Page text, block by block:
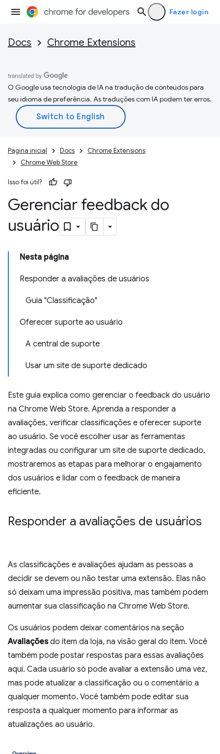
Fazer login
Docs Chrome Extensions
O Google usa tecnologia de IA na tradução de conteúdos para
seu idioma de preferência. As traduções com IA podem ter erros.
Página inicial Docs
Chrome Extensions
Chrome Web Store
Isso foi útil?
Gerenciar feedback do
usuário
Nesta página
Responder a avaliações de usuários
Guia "Classificação"
Oferecer suporte ao usuário
A central de suporte
Usar um site de suporte dedicado
Este guia explica como gerenciar o feedback do usuário
na Chrome Web Store. Aprenda a responder a
avaliações, verificar classificações e oferecer suporte
ao usuário. Se você escolher usar as ferramentas
integradas ou configurar um site de suporte dedicado,
mostraremos as etapas para melhorar o engajamento
dos usuários e lidar com o feedback de maneira
eficiente.
Responder a avaliações de usuários
As classificações e avaliações ajudam as pessoas a
decidir se devem ou não testar uma extensão. Elas não
só deixam uma impressão positiva, mas também podem
aumentar sua classificação na Chrome Web Store.
Os usuários podem deixar comentários na seção
Avaliaçõesdo item da loja, na visão geral do item. Você
também pode postar respostas para essas avaliações
aqui. Cada usuário só pode avaliar a extensão uma vez,
mas pode atualizar a classificação ou o comentário a
qualquer momento. Você também pode editar sua
resposta a qualquer momento para informar as
atualizações ao usuário.